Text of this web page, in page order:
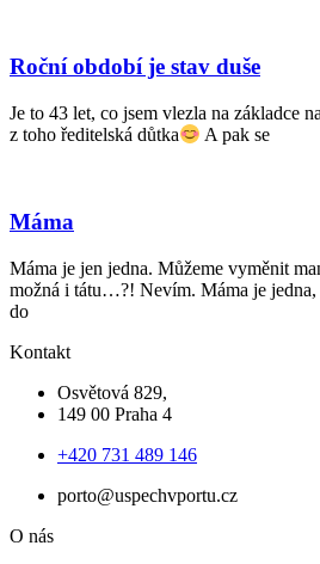
Roční období je stav duše
Je to 43 let, co jsem vlezla na základce
z toho ředitelská důtka
A pak se
Máma
Máma je jen jedna. Můžeme vyměnit
možná i tátu…?! Nevím. Máma je jedna,
do
Kontakt
Osvětová 829,
149 00 Praha 4
+420 731 489 146
porto@uspechvportu.cz
O nás